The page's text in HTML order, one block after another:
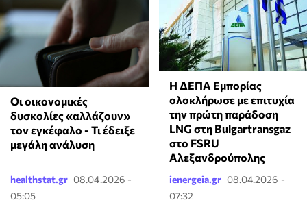
Οι οικονομικές
δυσκολίες «αλλάζουν»
τον εγκέφαλο - Τι έδειξε
μεγάλη ανάλυση
healthstat.gr 08.04.2026 -
05:05
Η ΔΕΠΑ Εμπορίας
ολοκλήρωσε με επιτυχία
την πρώτη παράδοση
LNG στη Bulgartransgaz
στο FSRU
Αλεξανδρούπολης
ienergeia.gr 08.04.2026 -
07:32